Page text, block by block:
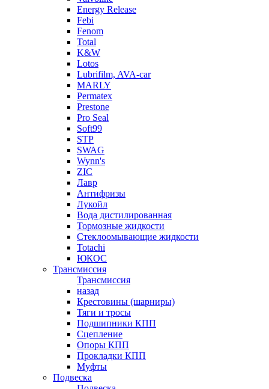
Energy Release
Febi
Fenom
Total
K&W
Lotos
Lubrifilm, AVA-car
MARLY
Permatex
Prestone
Pro Seal
Soft99
STP
SWAG
Wynn's
ZIC
Лавр
Антифризы
Лукойл
Вода дистилированная
Тормозные жидкости
Стеклоомывающие жидкости
Totachi
ЮКОС
Трансмиссия
Трансмиссия
назад
Крестовины (шарниры)
Тяги и тросы
Подшипники КПП
Сцепление
Опоры КПП
Прокладки КПП
Муфты
Подвеска